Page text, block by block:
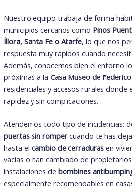
Nuestro equipo trabaja de forma
municipios cercanos como Pinos
Íllora, Santa Fe o Atarfe, lo que nos
respuesta muy rápidos cuando
Además, conocemos bien el entorno
próximas a la Casa Museo de
residenciales y accesos rurales donde
rapidez y sin complicaciones.
Atendemos todo tipo de incidencias:
puertas sin rompercuando te has
hasta el cambio de cerradurasen
vacías o han cambiado de
instalaciones de bombines
especialmente recomendables en